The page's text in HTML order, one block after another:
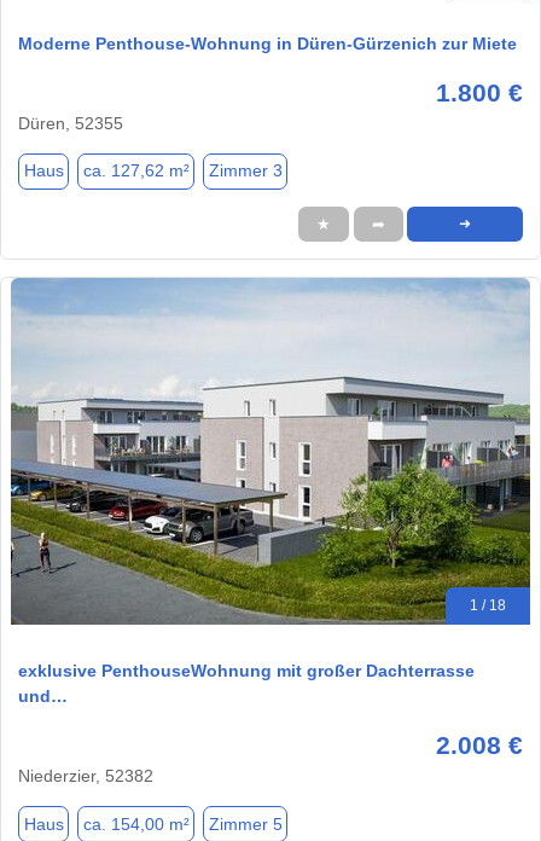
Moderne Penthouse-Wohnung in Düren-Gürzenich zur Miete
1.800 €
Düren, 52355
Haus ca. 127,62 m² Zimmer 3
★ ➦ ➜
1 / 18
exklusive PenthouseWohnung mit großer Dachterrasse
und…
2.008 €
Niederzier, 52382
Haus ca. 154,00 m² Zimmer 5